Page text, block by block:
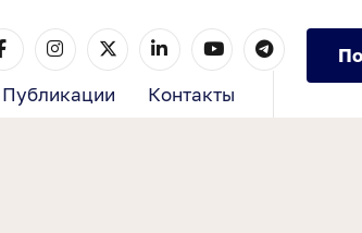
Контакты
Публикации